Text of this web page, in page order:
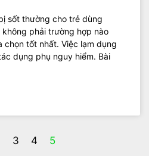
sốt thường cho trẻ dùng
phải trường hợp nào
chọn tốt nhất. Việc lạm dụng
dụng phụ nguy hiểm. Bài
3 4 5